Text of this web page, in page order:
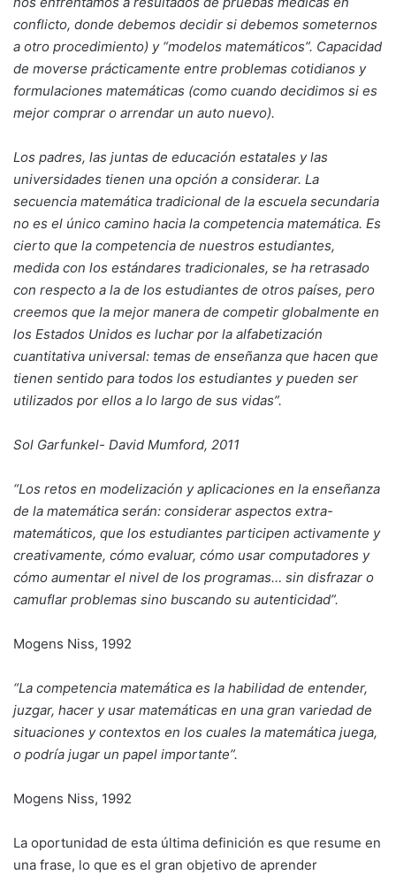
conflicto, donde debemos decidir si debemos someternos
a otro procedimiento) y “modelos matemáticos”. Capacidad
de moverse prácticamente entre problemas cotidianos y
formulaciones matemáticas (como cuando decidimos si es
mejor comprar o arrendar un auto nuevo).
Los padres, las juntas de educación estatales y las
universidades tienen una opción a considerar. La
secuencia matemática tradicional de la escuela secundaria
no es el único camino hacia la competencia matemática. Es
cierto que la competencia de nuestros estudiantes,
medida con los estándares tradicionales, se ha retrasado
con respecto a la de los estudiantes de otros países, pero
creemos que la mejor manera de competir globalmente en
los Estados Unidos es luchar por la alfabetización
cuantitativa universal: temas de enseñanza que hacen que
tienen sentido para todos los estudiantes y pueden ser
utilizados por ellos a lo largo de sus vidas”.
Sol Garfunkel- David Mumford, 2011
“Los retos en modelización y aplicaciones en la enseñanza
de la matemática serán: considerar aspectos extra-
matemáticos, que los estudiantes participen activamente y
creativamente, cómo evaluar, cómo usar computadores y
cómo aumentar el nivel de los programas… sin disfrazar o
camuflar problemas sino buscando su autenticidad”.
Mogens Niss, 1992
“La competencia matemática es la habilidad de entender,
juzgar, hacer y usar matemáticas en una gran variedad de
situaciones y contextos en los cuales la matemática juega,
o podría jugar un papel importante”.
Mogens Niss, 1992
La oportunidad de esta última definición es que resume en
una frase, lo que es el gran objetivo de aprender